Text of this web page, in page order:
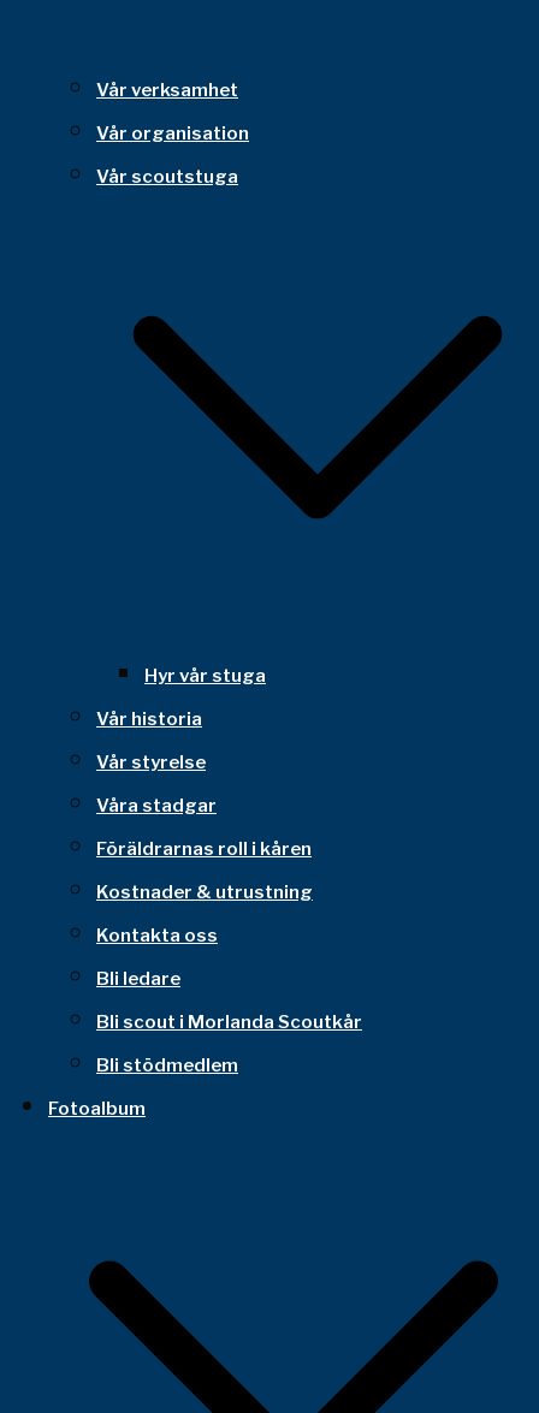
Vår verksamhet
Vår organisation
Vår scoutstuga
Hyr vår stuga
Vår historia
Vår styrelse
Våra stadgar
Föräldrarnas roll i kåren
Kostnader & utrustning
Kontakta oss
Bli ledare
Bli scout i Morlanda Scoutkår
Bli stödmedlem
Fotoalbum